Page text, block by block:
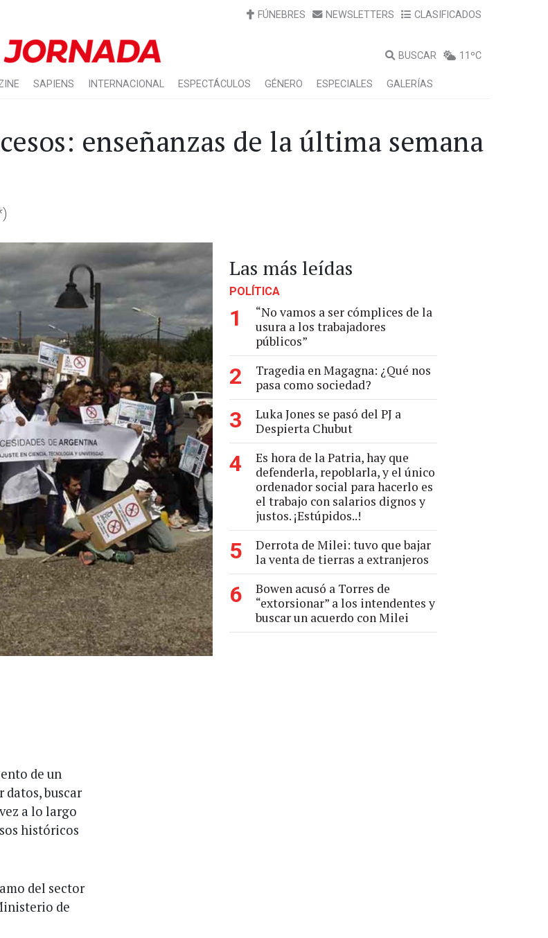
FÚNEBRES NEWSLETTERS CLASIFICADOS
BUSCAR 11ºC
SAPIENS INTERNACIONAL ESPECTÁCULOS GÉNERO ESPECIALES GALERÍAS
enseñanzas de la última semana
de un
buscar
a lo largo
históricos
del sector
de
Las más leídas
POLÍTICA
1
“No vamos a ser cómplices de la
usura a los trabajadores
públicos”
2
Tragedia en Magagna: ¿Qué nos
pasa como sociedad?
3
Luka Jones se pasó del PJ a
Despierta Chubut
4
Es hora de la Patria, hay que
defenderla, repoblarla, y el único
ordenador social para hacerlo es
el trabajo con salarios dignos y
justos. ¡Estúpidos..!
5
Derrota de Milei: tuvo que bajar
la venta de tierras a extranjeros
6
Bowen acusó a Torres de
“extorsionar” a los intendentes y
buscar un acuerdo con Milei